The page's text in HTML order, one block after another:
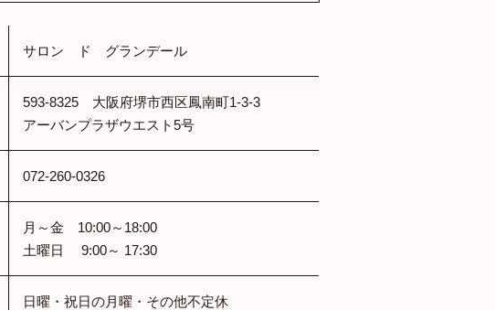
サロン ド グランデール
593-8325 大阪府堺市西区鳳南町1-3-3
アーバンプラザウエスト5号
072-260-0326
月～金 10:00～18:00
土曜日 9:00～ 17:30
日曜・祝日の月曜・その他不定休